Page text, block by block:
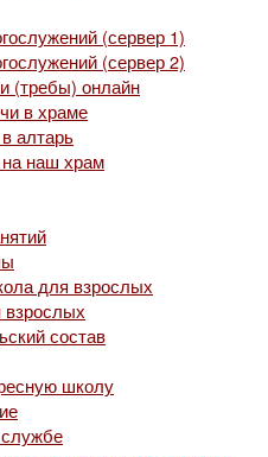
(сервер 1)
(сервер 2)
(требы) онлайн
в храме
алтарь
наш храм
для взрослых
состав
школу